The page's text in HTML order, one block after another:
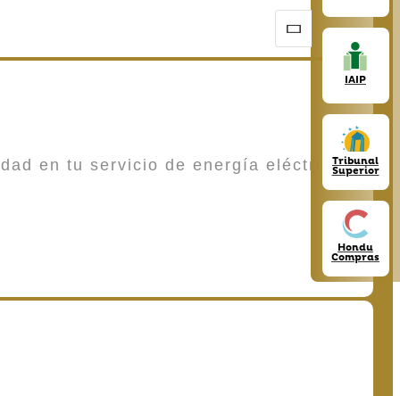
IAIP
Tribunal
Superior
Hondu
Compras
en tu servicio de energía eléctrica,